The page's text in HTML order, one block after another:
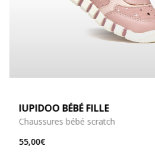
IUPIDOO BÉBÉ FILLE
Chaussures bébé scratch
55,00€